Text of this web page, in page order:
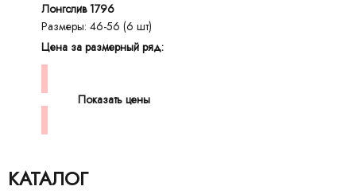
КАТАЛОГ
Лонгслив 1796
Размеры: 46-56 (6 шт)
Цена за размерный ряд:
Показать цены